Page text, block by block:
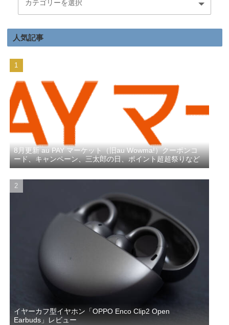
人気記事
8月更新 au PAY マーケット（旧au Wowma!）クーポンコ
ード、キャンペーン、三太郎の日、ポイント超超祭りなど
イヤーカフ型イヤホン「OPPO Enco Clip2 Open
Earbuds」レビュー